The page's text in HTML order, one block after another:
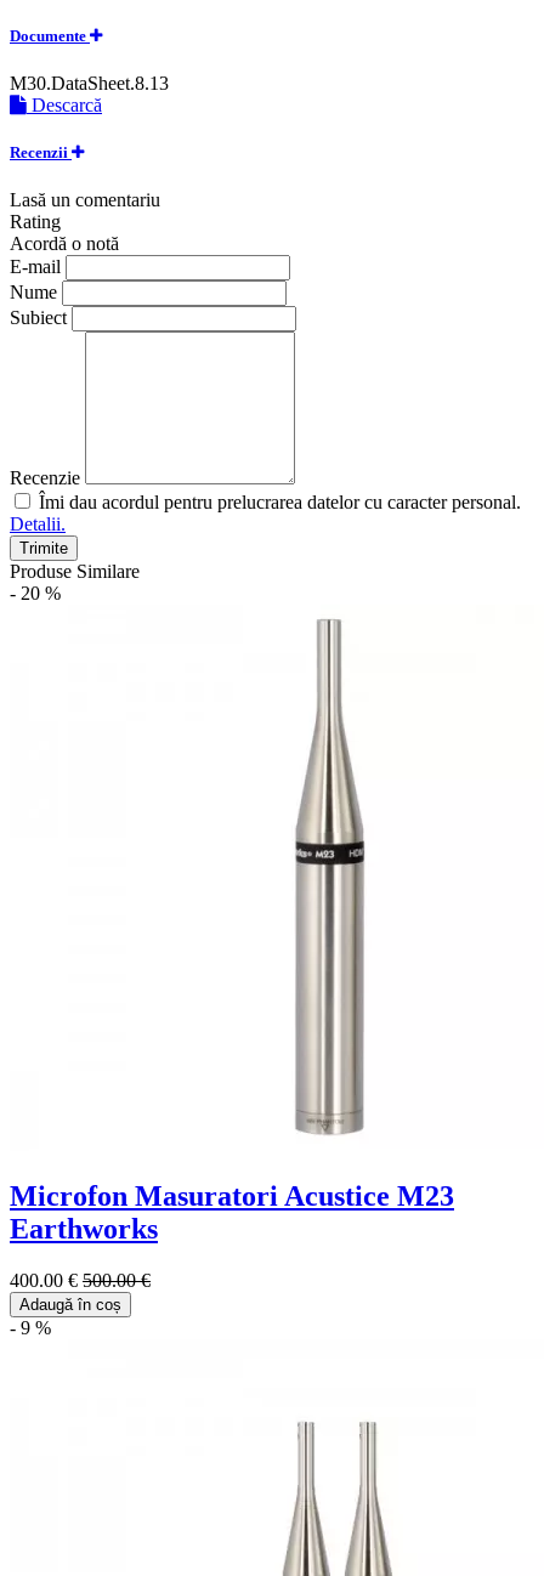
Documente
M30.DataSheet.8.13
Descarcă
Recenzii
Lasă un comentariu
Rating
Acordă o notă
E-mail
Nume
Subiect
Recenzie
Îmi dau acordul pentru prelucrarea datelor cu caracter personal.
Detalii.
Trimite
Produse Similare
- 20 %
Microfon Masuratori Acustice M23
Earthworks
400.00 € 500.00 €
Adaugă în coș
- 9 %